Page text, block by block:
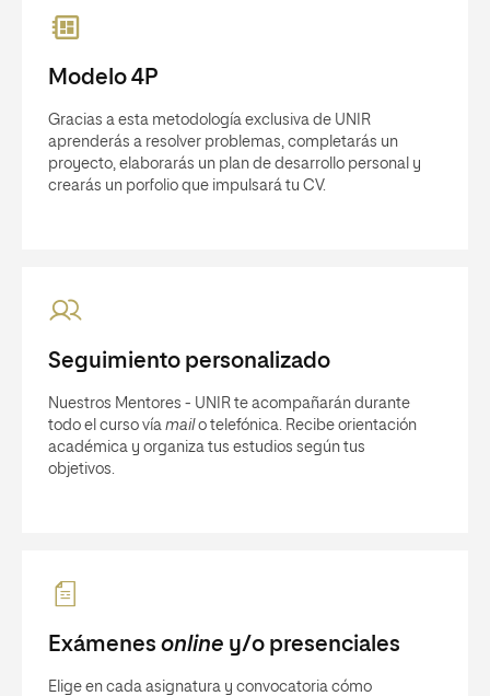
Modelo 4P
Gracias a esta metodología exclusiva de UNIR
aprenderás a resolver problemas, completarás un
proyecto, elaborarás un plan de desarrollo personal y
crearás un porfolio que impulsará tu CV.
Seguimiento personalizado
Nuestros Mentores - UNIR te acompañarán durante
todo el curso vía mail o telefónica. Recibe orientación
académica y organiza tus estudios según tus
objetivos.
Exámenes online y/o presenciales
Elige en cada asignatura y convocatoria cómo